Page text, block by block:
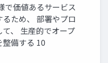
で価値あるサービス
ため、 部署やプロ
、 ⽣産的でオープ
整備する 10